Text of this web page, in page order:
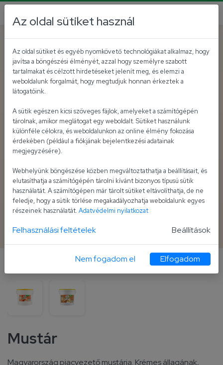
Mustár
Magyarország piacvezető mustárja. Krémes állagának,
További kiszerelések
Az oldal sütiket használ
Az oldal sütiket és egyéb nyomkövető technológiákat alkalmaz, hogy
javítsa a böngészési élményét, azzal hogy személyre szabott
tartalmakat és célzott hirdetéseket jelenít meg, és elemzi a
weboldalunk forgalmát, hogy megtudjuk honnan érkeztek a
látogatóink.
A sütik egészen kicsi szöveges fájlok, amelyeket a számítógépén
tárolnak, amikor meglátogat egy weboldalt. Sütiket használunk
különféle célokra, és weboldalunkon az online élmény fokozása
érdekében (például a fiókjának bejelentkezési adatainak
megjegyzésére).
Webhelyünk böngészése közben megváltoztathatja a beállításait, és
elutasíthatja a számítógépén tárolni kívánt bizonyos típusú sütik
használatát. A számítógépen már tárolt sütiket eltávolíthatja, de ne
feledje, hogy a sütik törlése megakadályozhatja weboldalunk egyes
részeinek használatát. Adatvédelmi nyilatkozat
Felhasználási feltételek Beállítások
Nem fogadom el Elfogadom